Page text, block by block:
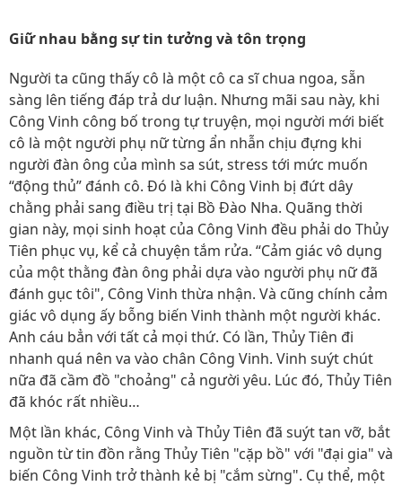
Giữ nhau bằng sự tin tưởng và tôn trọng
Người ta cũng thấy cô là một cô ca sĩ chua ngoa, sẵn
sàng lên tiếng đáp trả dư luận. Nhưng mãi sau này, khi
Công Vinh công bố trong tự truyện, mọi người mới biết
cô là một người phụ nữ từng ẩn nhẫn chịu đựng khi
người đàn ông của mình sa sút, stress tới mức muốn
“động thủ” đánh cô. Đó là khi Công Vinh bị đứt dây
chằng phải sang điều trị tại Bồ Đào Nha. Quãng thời
gian này, mọi sinh hoạt của Công Vinh đều phải do Thủy
Tiên phục vụ, kể cả chuyện tắm rửa. “Cảm giác vô dụng
của một thằng đàn ông phải dựa vào người phụ nữ đã
đánh gục tôi", Công Vinh thừa nhận. Và cũng chính cảm
giác vô dụng ấy bỗng biến Vinh thành một người khác.
Anh cáu bẳn với tất cả mọi thứ. Có lần, Thủy Tiên đi
nhanh quá nên va vào chân Công Vinh. Vinh suýt chút
nữa đã cầm đồ "choảng" cả người yêu. Lúc đó, Thủy Tiên
đã khóc rất nhiều…
Một lần khác, Công Vinh và Thủy Tiên đã suýt tan vỡ, bắt
nguồn từ tin đồn rằng Thủy Tiên "cặp bồ" với "đại gia" và
biến Công Vinh trở thành kẻ bị "cắm sừng". Cụ thể, một